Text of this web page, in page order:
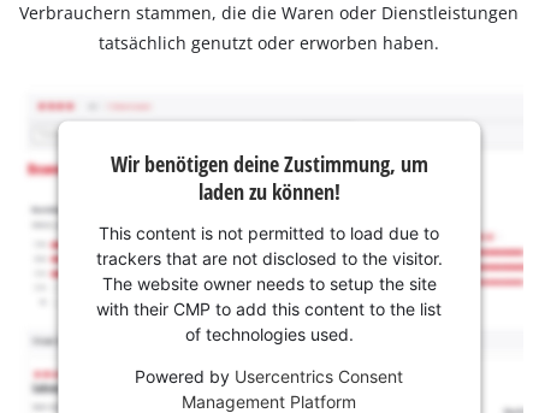
Verbrauchern stammen, die die Waren oder Dienstleistungen
tatsächlich genutzt oder erworben haben.
Wir benötigen deine Zustimmung, um
laden zu können!
This content is not permitted to load due to
trackers that are not disclosed to the visitor.
The website owner needs to setup the site
with their CMP to add this content to the list
of technologies used.
Powered by Usercentrics Consent
Management Platform